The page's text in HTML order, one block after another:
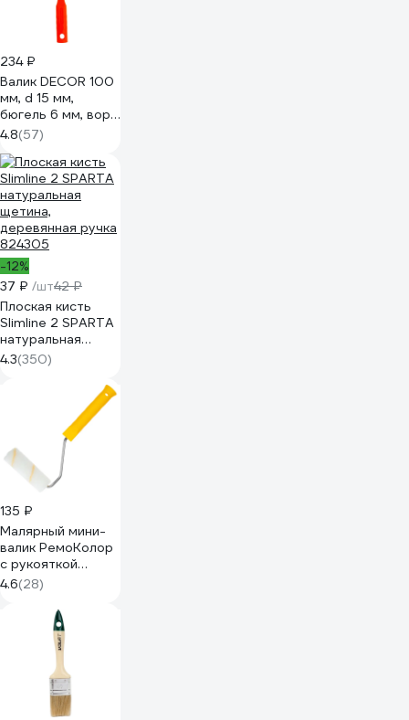
234 ₽
Валик DECOR 100
мм, d 15 мм,
бюгель 6 мм, ворс
5 мм, велюр, ручка
стандарт mini
903-3110
4.8(57)
-12%
37 ₽ /шт42 ₽
Плоская кисть
Slimline 2 SPARTA
натуральная
щетина,
деревянная ручка
4.3(350)
135 ₽
Малярный мини-
валик РемоКолор
с рукояткой
Гирпан, ось 6мм,
D15мм, 100мм, 06-
4.6(28)